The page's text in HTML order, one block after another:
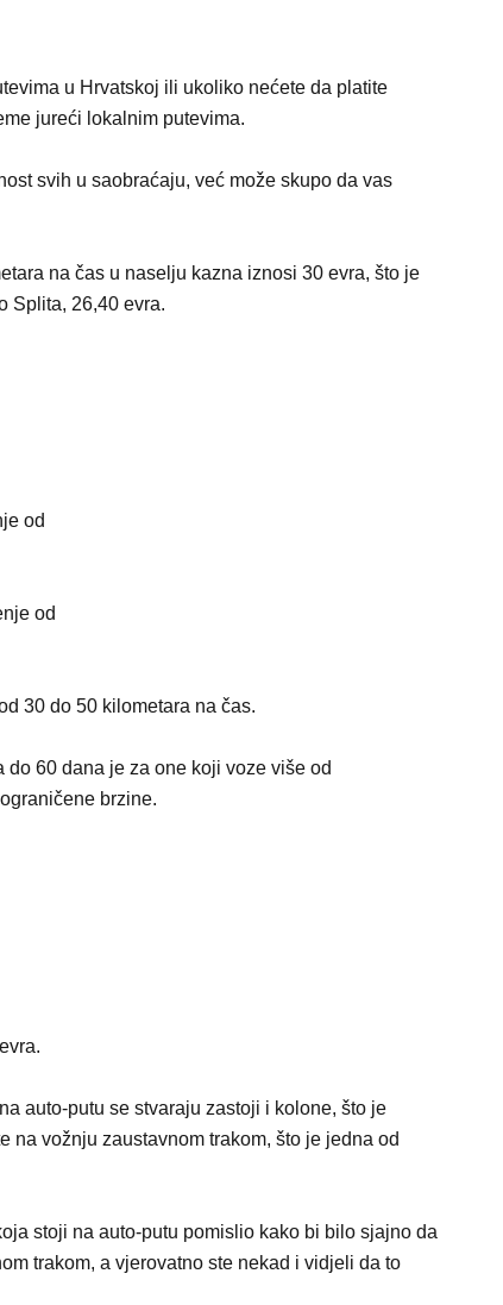
u Hrvatskoj ili ukoliko nećete da platite
jureći lokalnim putevima.
svih u saobraćaju, već može skupo da vas
na čas u naselju kazna iznosi 30 evra, što je
Splita, 26,40 evra.
od
od
30 do 50 kilometara na čas.
60 dana je za one koji voze više od
brzine.
auto-putu se stvaraju zastoji i kolone, što je
na vožnju zaustavnom trakom, što je jedna od
stoji na auto-putu pomislio kako bi bilo sjajno da
trakom, a vjerovatno ste nekad i vidjeli da to